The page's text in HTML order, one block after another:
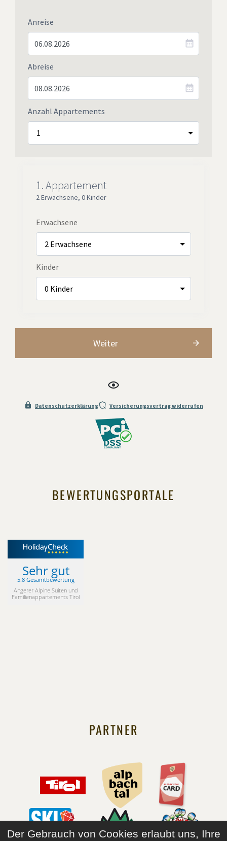
Der Gebrauch von Cookies erlaubt uns, Ihre
Anreise
Abreise
Anzahl Appartements
1.Appartement
2 Erwachsene, 0 Kinder
Erwachsene
Kinder
Weiter
Datenschutzerklärung Versicherungsvertrag widerrufen
BEWERTUNGSPORTALE
Sehr gut
5.8 Gesamtbewertung
Angerer Alpine Suiten und
Familienappartements Tirol
PARTNER